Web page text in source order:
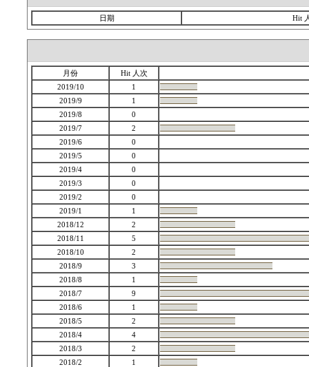
日期 Hit
月份
Hit 人次
2019/10
1
2019/9
1
2019/8
0
2019/7
2
2019/6
0
2019/5
0
2019/4
0
2019/3
0
2019/2
0
2019/1
1
2018/12
2
2018/11
5
2018/10
2
2018/9
3
2018/8
1
2018/7
9
2018/6
1
2018/5
2
2018/4
4
2018/3
2
2018/2
1